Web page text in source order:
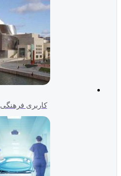
کاربری فرهنگی و هنری